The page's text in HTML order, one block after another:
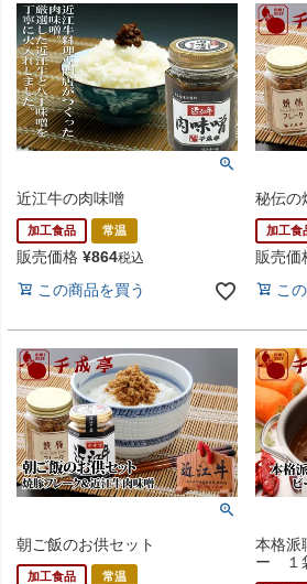
近江牛の肉味噌
加工食品 常温
販売価格 ¥864税込
この商品を買う
秘伝の
加工食
販売価
こ
朝ご飯のお供セット
加工食品 常温
本格派
ー １